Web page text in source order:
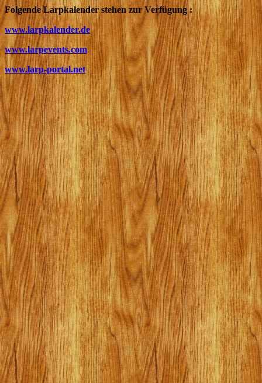
Folgende Larpkalender stehen zur Verfügung :
www.larpkalender.de
www.larpevents.com
www.larp-portal.net